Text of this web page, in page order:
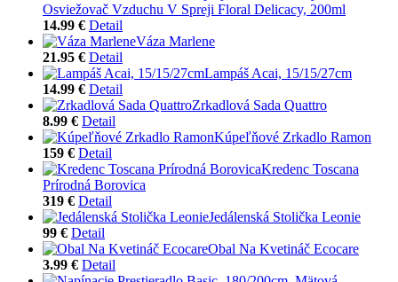
Osviežovač Vzduchu V Spreji Floral Delicacy, 200ml
14.99 € Detail
Váza Marlene
21.95 € Detail
Lampáš Acai, 15/15/27cm
14.99 € Detail
Zrkadlová Sada Quattro
8.99 € Detail
Kúpeľňové Zrkadlo Ramon
159 € Detail
Kredenc Toscana
Prírodná Borovica
319 € Detail
Jedálenská Stolička Leonie
99 € Detail
Obal Na Kvetináč Ecocare
3.99 € Detail